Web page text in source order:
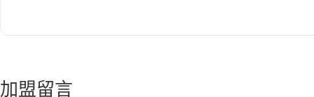
加盟留言